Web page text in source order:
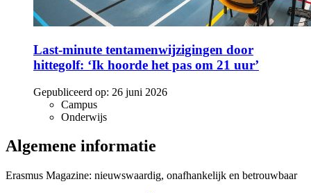
Last-minute tentamenwijzigingen door
hittegolf: ‘Ik hoorde het pas om 21 uur’
Gepubliceerd op: 26 juni 2026
Campus
Onderwijs
Algemene informatie
Erasmus Magazine: nieuwswaardig, onafhankelijk en betrouwbaar